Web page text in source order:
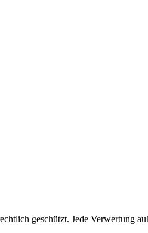
geschützt. Jede Verwertung